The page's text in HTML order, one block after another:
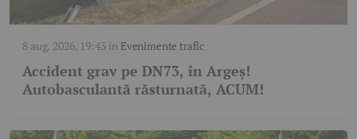
8 aug. 2026, 19:43în Evenimente trafic
Accident grav pe DN73, în Argeș!
Autobasculantă răsturnată, ACUM!